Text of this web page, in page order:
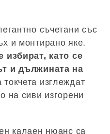
съчетани със
и монтирано яке.
избират, като се
и дължината на
изглеждат
на сиви изгорени
калаен нюанс са